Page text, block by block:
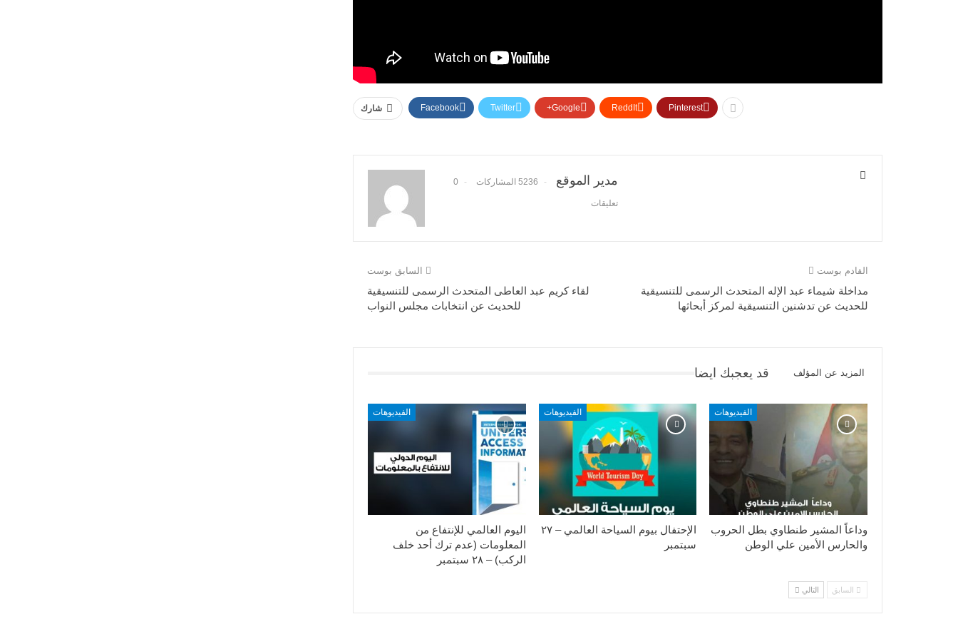
شارك Facebook Twitter Google+ ReddIt Pinterest
مدير الموقع 5236 المشاركات 0
تعليقات
السابق بوست
لقاء كريم عبد العاطى المتحدث الرسمى للتنسيقية
للحديث عن انتخابات مجلس النواب
القادم بوست
مداخلة شيماء عبد الإله المتحدث الرسمى للتنسيقية
للحديث عن تدشنين التنسيقية لمركز أبحاثها
قد يعجبك ايضا المزيد عن المؤلف
الفيديوهات
اليوم العالمي للإنتفاع من
المعلومات (عدم ترك أحد خلف
الركب) – ٢٨ سبتمبر
الفيديوهات
الإحتفال بيوم السياحة العالمي – ٢٧
سبتمبر
الفيديوهات
وداعاً المشير طنطاوي بطل الحروب
والحارس الأمين علي الوطن
السابق التالي